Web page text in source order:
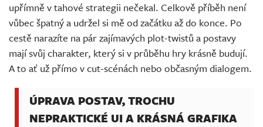
upřímně v tahové strategii nečekal. Celkově příběh není
vůbec špatný a udržel si mě od začátku až do konce. Po
cestě narazíte na pár zajímavých plot-twistů a postavy
mají svůj charakter, který si v průběhu hry krásně budují.
A to ať už přímo v cut-scénách nebo občasným dialogem.
ÚPRAVA POSTAV, TROCHU
NEPRAKTICKÉ UI A KRÁSNÁ GRAFIKA